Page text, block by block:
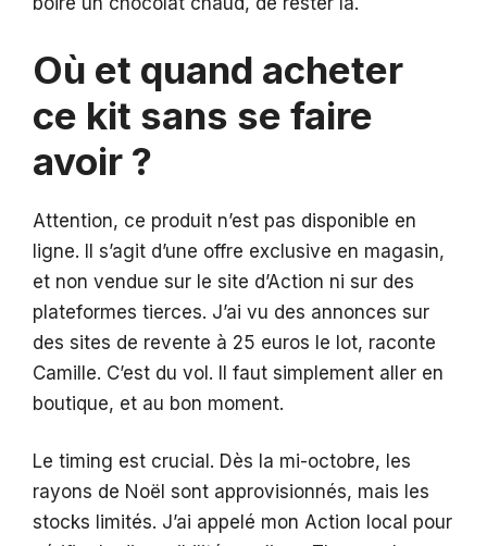
Où et quand acheter
ce kit sans se faire
avoir ?
Attention, ce produit n’est pas disponible en
ligne. Il s’agit d’une offre exclusive en magasin,
et non vendue sur le site d’Action ni sur des
plateformes tierces. J’ai vu des annonces sur
des sites de revente à 25 euros le lot, raconte
Camille. C’est du vol. Il faut simplement aller en
boutique, et au bon moment.
Le timing est crucial. Dès la mi-octobre, les
rayons de Noël sont approvisionnés, mais les
stocks limités. J’ai appelé mon Action local pour